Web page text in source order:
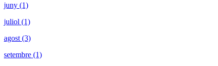
juny (1)
juliol (1)
agost (3)
setembre (1)